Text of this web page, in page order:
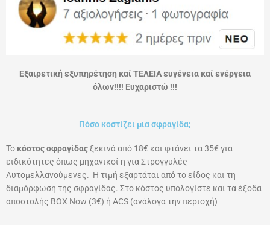
Εξαιρετική εξυπηρέτηση καί ΤΕΛΕΙΑ ευγένεια καί ενέργεια
όλων!!!! Ευχαριστώ !!!
Πόσο κοστίζει μια σφραγίδα;
Το κόστος σφραγίδαςξεκινά από 18€ και φτάνει τα 35€ για
ειδικότητες όπως μηχανικοί η για Στρογγυλές
Αυτομελλανούμενες. Η τιμή εξαρτάται από το είδος και τη
διαμόρφωση της σφραγίδας. Στο κόστος υπολογίστε και τα έξοδα
αποστολής ΒΟΧ Now (3€) ή ACS (ανάλογα την περιοχή)